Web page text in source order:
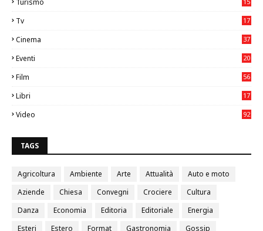
Tv
17
Cinema
37
Eventi
20
Film
56
Libri
17
Video
92
TAGS
Agricoltura Ambiente Arte Attualità
Auto e moto
Aziende
Chiesa Convegni Crociere
Cultura
Danza
Economia Editoria Editoriale
Energia
Esteri
Estero Format Gastronomia
Gossip